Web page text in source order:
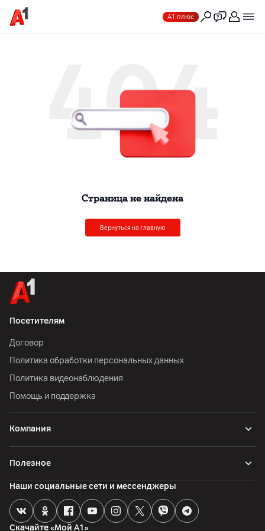
А1 плюс
404
Cтраница не найдена
Вернуться на главную
Посетителям
Договор
Политика обработки персональных данных
Политика видеонаблюдения
Помощь и поддержка
Компания
Полезное
Скачайте «Мой А1»
Наши социальные сети и мессенджеры